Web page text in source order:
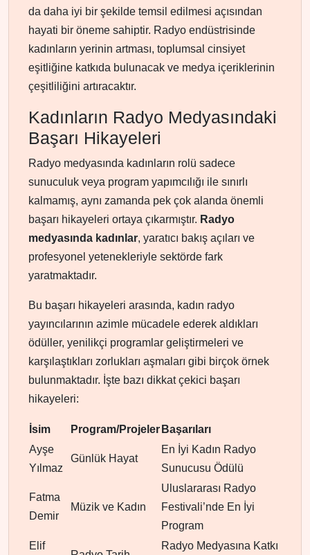
da daha iyi bir şekilde temsil edilmesi açısından
hayati bir öneme sahiptir. Radyo endüstrisinde
kadınların yerinin artması, toplumsal cinsiyet
eşitliğine katkıda bulunacak ve medya içeriklerinin
çeşitliliğini artıracaktır.
Kadınların Radyo Medyasındaki
Başarı Hikayeleri
Radyo medyasında kadınların rolü sadece
sunuculuk veya program yapımcılığı ile sınırlı
kalmamış, aynı zamanda pek çok alanda önemli
başarı hikayeleri ortaya çıkarmıştır. Radyo
medyasında kadınlar, yaratıcı bakış açıları ve
profesyonel yetenekleriyle sektörde fark
yaratmaktadır.
Bu başarı hikayeleri arasında, kadın radyo
yayıncılarının azimle mücadele ederek aldıkları
ödüller, yenilikçi programlar geliştirmeleri ve
karşılaştıkları zorlukları aşmaları gibi birçok örnek
bulunmaktadır. İşte bazı dikkat çekici başarı
hikayeleri:
İsim Program/Projeler Başarıları
Ayşe
Yılmaz
Günlük Hayat
En İyi Kadın Radyo
Sunucusu Ödülü
Fatma
Demir
Müzik ve Kadın
Uluslararası Radyo
Festivali’nde En İyi
Program
Elif
Radyo Medyasına Katkı